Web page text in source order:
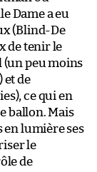
Dame a eu
(Blind-De
de tenir le
(un peu moins
et de
ce qui en
ballon. Mais
en lumière ses
le
de